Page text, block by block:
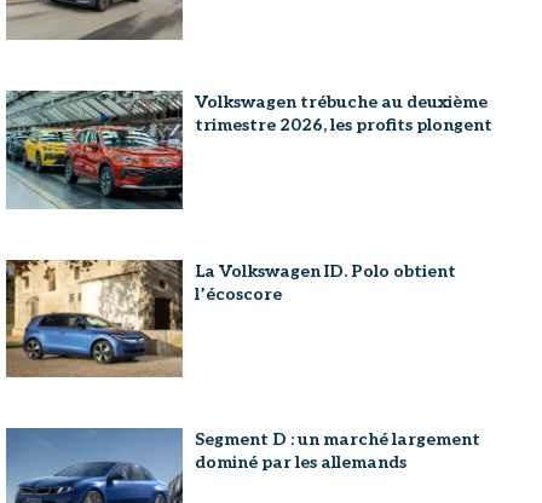
Volkswagen trébuche au deuxième
trimestre 2026, les profits plongent
La Volkswagen ID. Polo obtient
l’écoscore
Segment D : un marché largement
dominé par les allemands